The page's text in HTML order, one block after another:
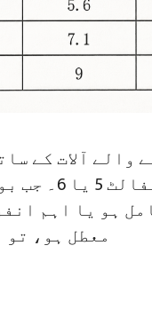
والے آلات کے
کے لیے،
ہو یا اہم
معطل ہو،